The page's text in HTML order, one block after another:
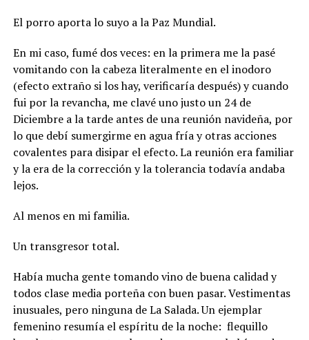
El porro aporta lo suyo a la Paz Mundial.
En mi caso, fumé dos veces: en la primera me la pasé
vomitando con la cabeza literalmente en el inodoro
(efecto extraño si los hay, verificaría después) y cuando
fui por la revancha, me clavé uno justo un 24 de
Diciembre a la tarde antes de una reunión navideña, por
lo que debí sumergirme en agua fría y otras acciones
covalentes para disipar el efecto. La reunión era familiar
y la era de la corrección y la tolerancia todavía andaba
lejos.
Al menos en mi familia.
Un transgresor total.
Había mucha gente tomando vino de buena calidad y
todos clase media porteña con buen pasar. Vestimentas
inusuales, pero ninguna de La Salada. Un ejemplar
femenino resumía el espíritu de la noche: flequillo